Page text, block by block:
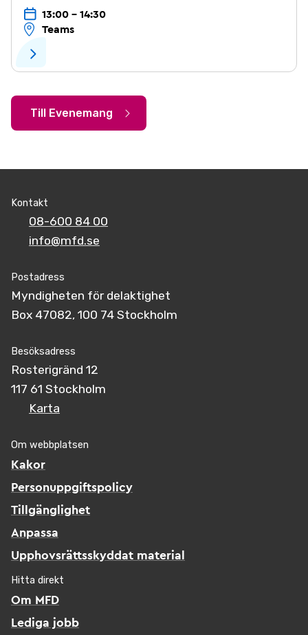
13:00 - 14:30
Teams
Till Evenemang
Kontakt
08-600 84 00
info@mfd.se
Postadress
Myndigheten för delaktighet
Box 47082, 100 74 Stockholm
Besöksadress
Rosterigränd 12
117 61 Stockholm
Karta
Om webbplatsen
Kakor
Personuppgiftspolicy
Tillgänglighet
Anpassa
Upphovsrättsskyddat material
Hitta direkt
Om MFD
Lediga jobb